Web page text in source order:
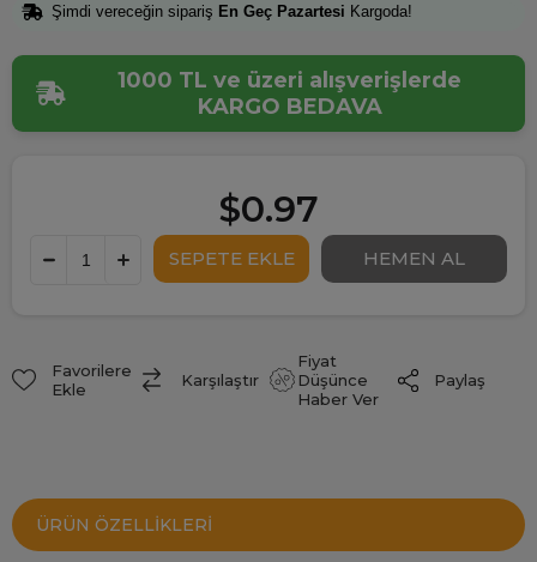
Şimdi vereceğin sipariş En Geç Pazartesi Kargoda!
1000 TL ve üzeri alışverişlerde
KARGO BEDAVA
$0.97
Favorilere
Ekle
Karşılaştır
Fiyat
Düşünce
Haber Ver
Paylaş
ÜRÜN ÖZELLIKLERI